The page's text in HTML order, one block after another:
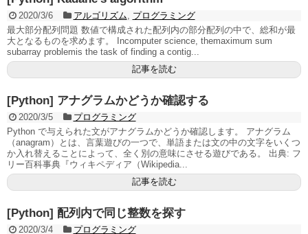
2020/3/6 アルゴリズム, プログラミング
最大部分配列問題 数値で構成された配列内の部分配列の中で、総和が最
大となるものを求めます。 Incomputer science, themaximum sum
subarray problemis the task of finding a contig...
記事を読む
[Python] アナグラムかどうか確認する
2020/3/5
プログラミング
Python で与えられた文がアナグラムかどうか確認します。 アナグラム
（anagram）とは、言葉遊びの一つで、単語または文の中の文字をいくつ
か入れ替えることによって、全く別の意味にさせる遊びである。 出典: フ
リー百科事典『ウィキペディア（Wikipedia...
記事を読む
[Python] 配列内で同じ整数を探す
2020/3/4
プログラミング